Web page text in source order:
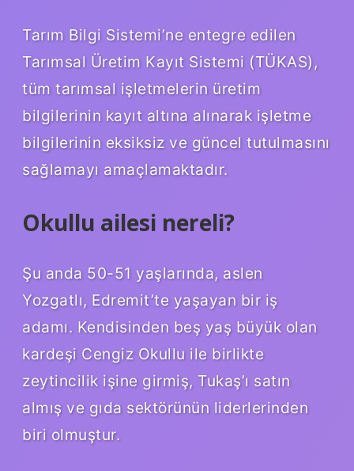
Tarım Bilgi Sistemi’ne entegre edilen
Tarımsal Üretim Kayıt Sistemi (TÜKAS),
tüm tarımsal işletmelerin üretim
bilgilerinin kayıt altına alınarak işletme
bilgilerinin eksiksiz ve güncel tutulmasını
sağlamayı amaçlamaktadır.
Okullu ailesi nereli?
Şu anda 50-51 yaşlarında, aslen
Yozgatlı, Edremit’te yaşayan bir iş
adamı. Kendisinden beş yaş büyük olan
kardeşi Cengiz Okullu ile birlikte
zeytincilik işine girmiş, Tukaş’ı satın
almış ve gıda sektörünün liderlerinden
biri olmuştur.